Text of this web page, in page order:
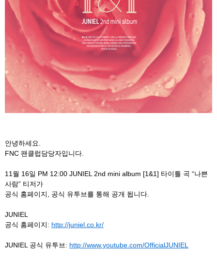
안녕하세요.
FNC 팬클럽담당자입니다.
11월 16일 PM 12:00 JUNIEL 2nd mini album [1&1] 타이틀 곡 “나쁜
사람” 티저가
공식 홈페이지, 공식 유투브를 통해 공개 됩니다.
JUNIEL
공식 홈페이지: http://juniel.co.kr/
JUNIEL 공식 유투브: http://www.youtube.com/OfficialJUNIEL